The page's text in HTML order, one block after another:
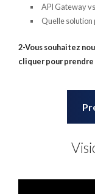
API Gateway
Quelle solution
2-Vous souhaitez
cliquer pour prendre